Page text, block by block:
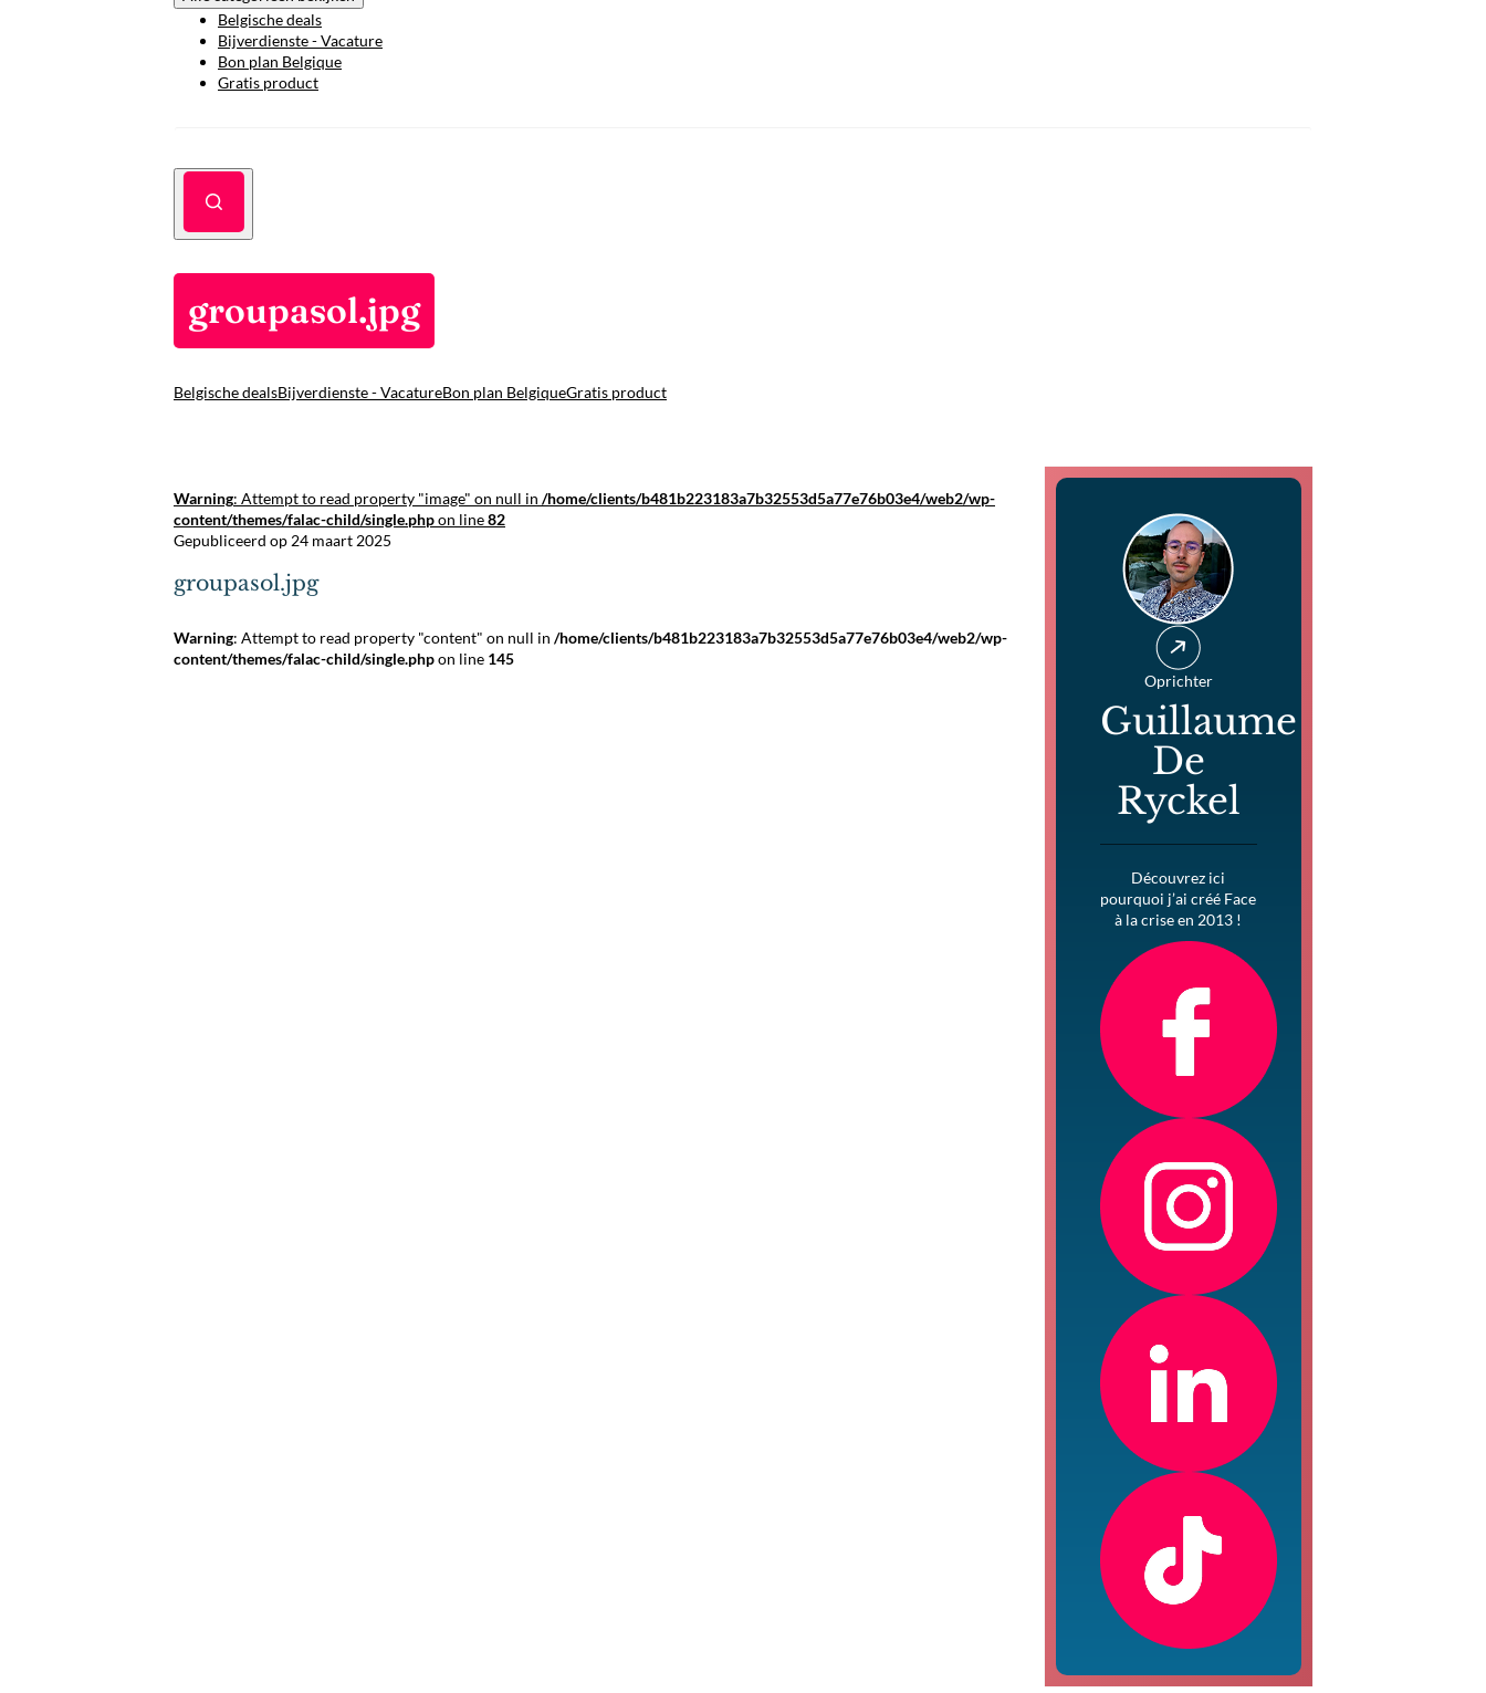
Belgische deals
Bijverdienste - Vacature
Bon plan Belgique
Gratis product
groupasol.jpg
Belgische dealsBijverdienste - VacatureBon plan BelgiqueGratis product
Warning: Attempt to read property "image" on null in /home/clients/b481b223183a7b32553d5a77e76b03e4/web2/wp-
content/themes/falac-child/single.phpon line82
Gepubliceerd op 24 maart 2025
groupasol.jpg
Warning: Attempt to read property "content" on null in /home/clients/b481b223183a7b32553d5a77e76b03e4/web2/wp-
content/themes/falac-child/single.phpon line 145
Oprichter
Guillaume
De
Ryckel
Découvrez ici
pourquoi j’ai créé Face
à la crise en 2013 !